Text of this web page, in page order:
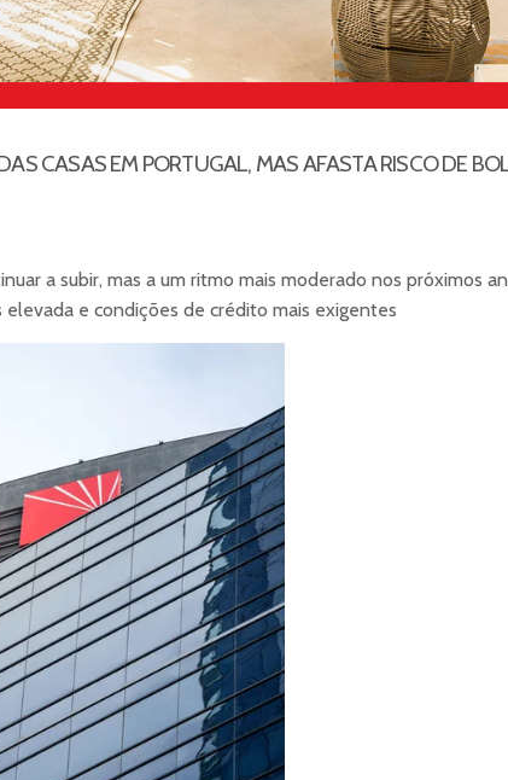
CASAS EM PORTUGAL, MAS AFASTA RISCO DE
a subir, mas a um ritmo mais moderado nos próximos
e condições de crédito mais exigentes